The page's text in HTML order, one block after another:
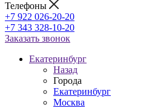
Телефоны
+7 922 026-20-20
+7 343 328-10-20
Заказать звонок
Екатеринбург
Назад
Города
Екатеринбург
Москва